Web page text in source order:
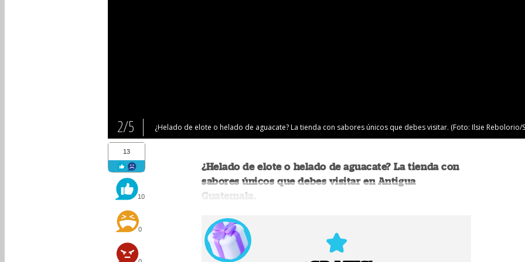
2/5 ¿Helado de elote o helado de aguacate? La tienda con sabores únicos que debes visitar. (Foto: Ilsie Rebolorio/
13
10
0
¿Helado de elote o helado de aguacate? La tienda con
sabores únicos que debes visitar en Antigua
Guatemala.